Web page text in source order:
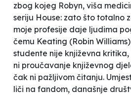
zbog kojeg Robyn, viša
seriju House: zato što totalno
moje profesije daje ljudima
čemu Keating (Robin
studente nije književna
ni proučavanje književnog
čak ni pažljivom čitanju.
liči na fandom, današnje